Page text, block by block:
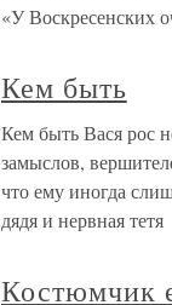
«У Воскресенских
Кем быть
Кем быть Вася рос
замыслов,
что ему иногда
дядя и нервная тетя
Костюмчик